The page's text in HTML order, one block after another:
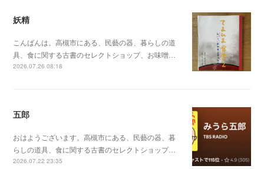
妖精
こんばんは。高槻市にある、民藝の器、暮らしの道
具、食に関する古書のセレクトショップ、お味噌…
2026.07.26 08:18
五郎
おはようございます。高槻市にある、民藝の器、暮
らしの道具、食に関する古書のセレクトショップ…
2026.07.22 23:35